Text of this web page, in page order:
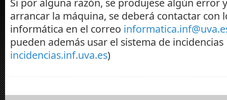
arrancar la máquina, se deberá contactar con
informática en el correo
pueden además usar el sistema de incidencias
incidencias.inf.uva.es)